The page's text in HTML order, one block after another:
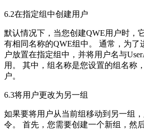
6.2在指定组中创建用户
默认情况下，当您创建QWE用户时，
有相同名称的QWE组中。 通常，为了
户放置在指定组中，并将用户名与
用。 其中，组名称是您设置的组名称
户。
6.3将用户更改为另一组
如果要将用户从当前组移动到另一组，
令。 首先，您需要创建一个新组，然